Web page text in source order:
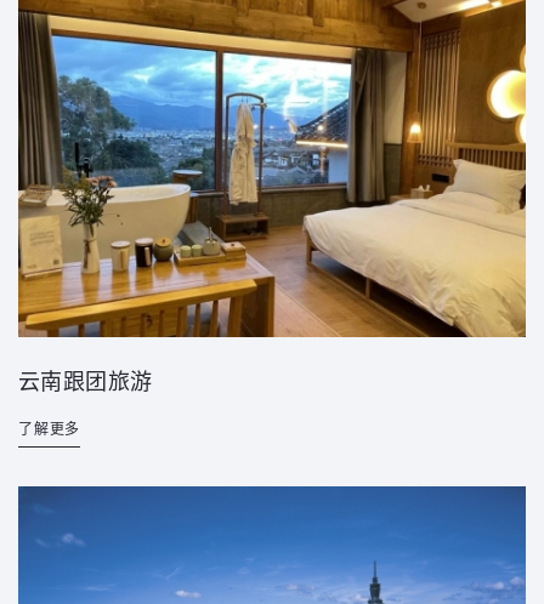
云南跟团旅游
了解更多